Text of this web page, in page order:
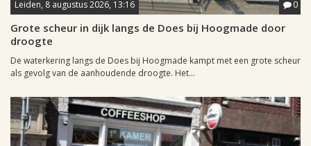
Leiden, 8 augustus 2026, 13:16 0
Grote scheur in dijk langs de Does bij Hoogmade door
droogte
De waterkering langs de Does bij Hoogmade kampt met een grote scheur
als gevolg van de aanhoudende droogte. Het...